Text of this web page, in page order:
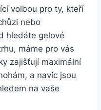
⁢volbou⁢ pro ty, kteří
nebo
‍hledáte⁢ gelové⁤
máme pro vás
zajišťují⁤ maximální
‍a navíc ⁤jsou
​na ⁤vaše